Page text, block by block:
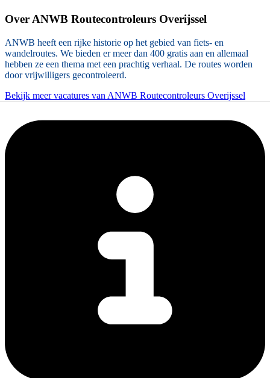
Over ANWB Routecontroleurs Overijssel
ANWB heeft een rijke historie op het gebied van fiets- en
wandelroutes. We bieden er meer dan 400 gratis aan en allemaal
hebben ze een thema met een prachtig verhaal. De routes worden
door vrijwilligers gecontroleerd.
Bekijk meer vacatures van ANWB Routecontroleurs Overijssel